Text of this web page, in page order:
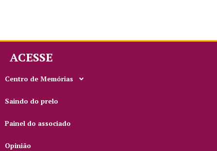
ACESSE
Centro de Memórias
Saindo do prelo
Painel do associado
Opinião